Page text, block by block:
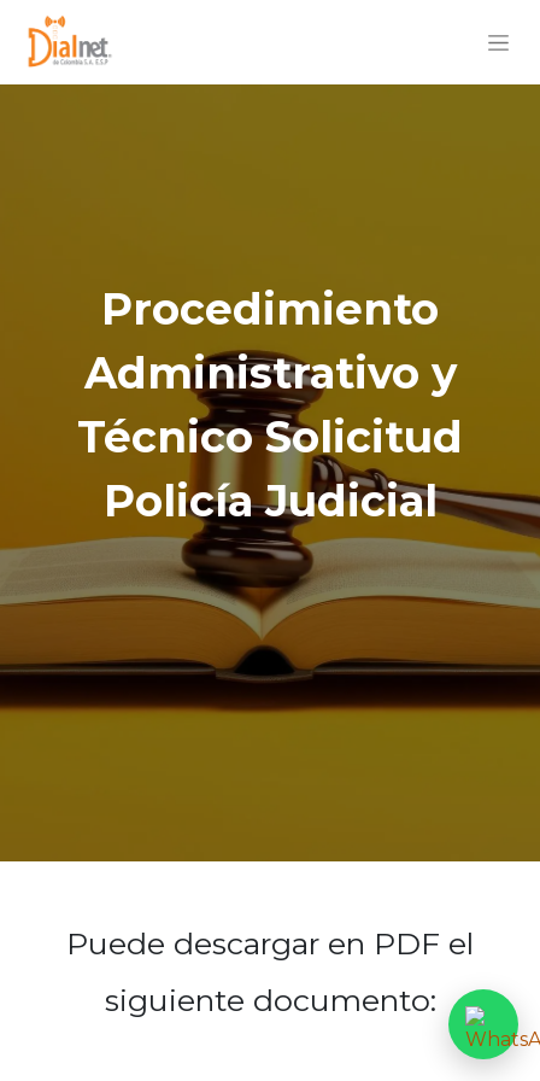
Procedimiento
Administrativo y
Técnico Solicitud
Policía Judicial
Puede descargar en PDF el
siguiente documento: